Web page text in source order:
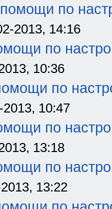
по
2013, 14:16
по
10:36
по
10:47
по
13:18
по
13:22